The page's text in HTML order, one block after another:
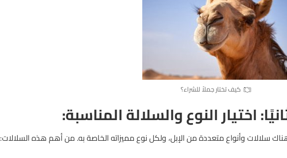
كيف تختار جملاً للشراء؟
اختيار النوع والسلالة المناسبة:
سلالات وأنواع متعددة من الإبل، ولكل نوع مميزاته الخاصة به. من أهم هذه السلالات: